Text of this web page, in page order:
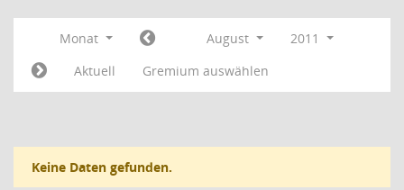
Monat August
2011
Aktuell
Gremium auswählen
Keine Daten gefunden.